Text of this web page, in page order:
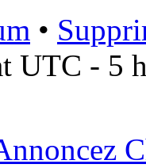
•
UTC - 5